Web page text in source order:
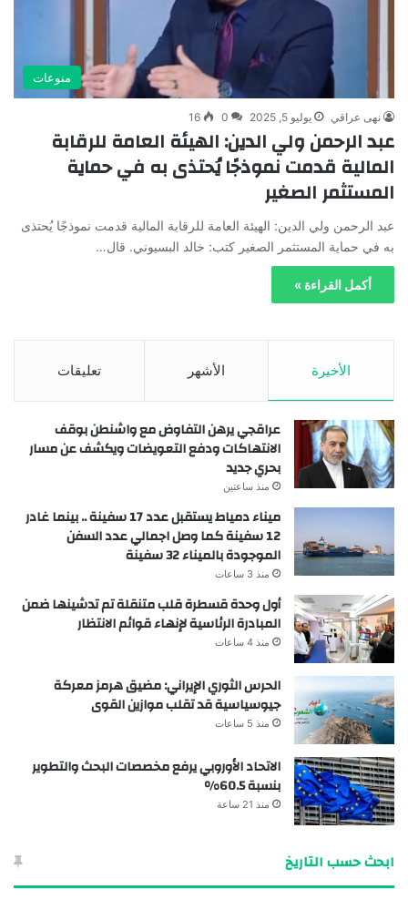
منوعات
نهى عراقي يوليو 5, 2025 0
16
عبد الرحمن ولي الدين: الهيئة العامة للرقابة
المالية قدمت نموذجًا يُحتذى به في حماية
المستثمر الصغير
عبد الرحمن ولي الدين: الهيئة العامة للرقابة المالية قدمت نموذجًا يُحتذى
به في حماية المستثمر الصغير كتب: خالد البسيوني. قال…
أكمل القراءة »
الأخيرة الأشهر تعليقات
عراقجي يرهن التفاوض مع واشنطن بوقف
الانتهاكات ودفع التعويضات ويكشف عن مسار
بحري جديد
منذ ساعتين
ميناء دمياط يستقبل عدد 17 سفينة .. بينما غادر
12 سفينة كما وصل اجمالي عدد السفن
الموجودة بالميناء 32 سفينة
منذ 3 ساعات
أول وحدة قسطرة قلب متنقلة تم تدشينها ضمن
المبادرة الرئاسية لإنهاء قوائم الانتظار
منذ 4 ساعات
الحرس الثوري الإيراني: مضيق هرمز معركة
جيوسياسية قد تقلب موازين القوى
منذ 5 ساعات
الاتحاد الأوروبي يرفع مخصصات البحث والتطوير
بنسبة 60.5%
منذ 21 ساعة
ابحث حسب التاريخ